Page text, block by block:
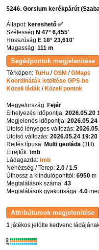
5246. Gorsium kerékpárút
Állapot: kereshető ✅
Szélesség N 47° 6,455'
Hosszúság E 18° 23,610'
Magasság:111 m
Térképen:TuHu /OSM /GMaps
Koordináták letöltése GPS-be
Közeli ládák / Közeli pontok
Megye/ország: Fejér
Elhelyezés időpontja:2026.05.20
Megjelenés időpontja:
Utolsó lényeges változás:
Utolsó változás:2026.05.24 19:20
Rejtés típusa: Multi geoláda (3H)
Elrejtők:tmb
Ládagazda:tmb
Nehézség / Terep:2.0 / 1.5
Úthossz a kiindulóponttól:6950 m
Megtalálások száma:43
Megtalálások gyakorisága:4.0
1 játékos jelölte kedvenc
K
R
W